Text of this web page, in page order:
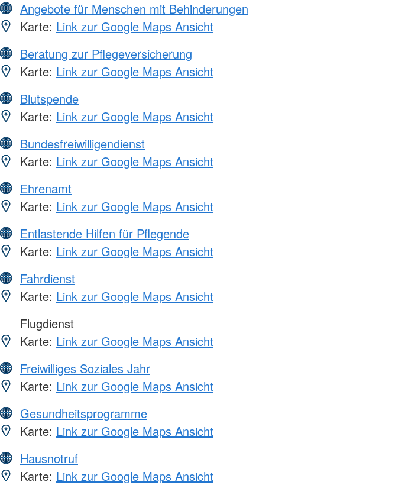
Angebote für Menschen mit Behinderungen
Karte: Link zur Google Maps Ansicht
Beratung zur Pflegeversicherung
Karte: Link zur Google Maps Ansicht
Blutspende
Karte: Link zur Google Maps Ansicht
Bundesfreiwilligendienst
Karte: Link zur Google Maps Ansicht
Ehrenamt
Karte: Link zur Google Maps Ansicht
Entlastende Hilfen für Pflegende
Karte: Link zur Google Maps Ansicht
Fahrdienst
Karte: Link zur Google Maps Ansicht
Flugdienst
Karte: Link zur Google Maps Ansicht
Freiwilliges Soziales Jahr
Karte: Link zur Google Maps Ansicht
Gesundheitsprogramme
Karte: Link zur Google Maps Ansicht
Hausnotruf
Karte: Link zur Google Maps Ansicht